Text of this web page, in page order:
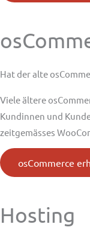
Hat der alte
Viele ältere
Kundinnen und
zeitgemässes
osCommerce
Hosting